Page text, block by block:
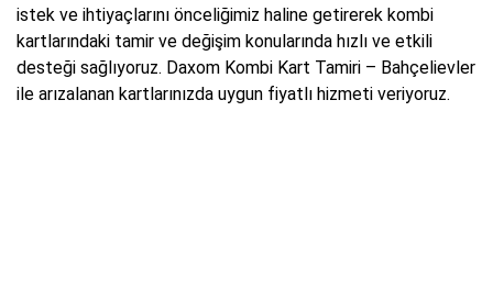
istek ve ihtiyaçlarını önceliğimiz haline getirerek kombi
kartlarındaki tamir ve değişim konularında hızlı ve etkili
desteği sağlıyoruz. Daxom Kombi Kart Tamiri – Bahçelievler
ile arızalanan kartlarınızda uygun fiyatlı hizmeti veriyoruz.